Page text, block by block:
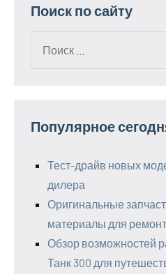
Поиск по сайту
Популярное
Тест-драйв новых
дилера
Оригинальные
материалы для
Обзор возможностей
Танк 300 для